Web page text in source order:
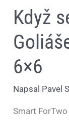
Když
6×6
Napsal Pavel
Smart